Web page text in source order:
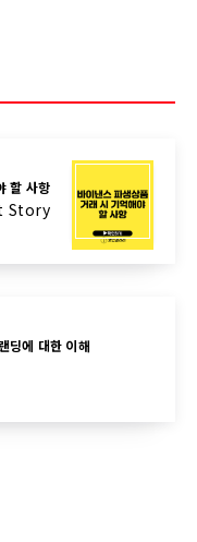
할 사항
Story
딩에 대한 이해